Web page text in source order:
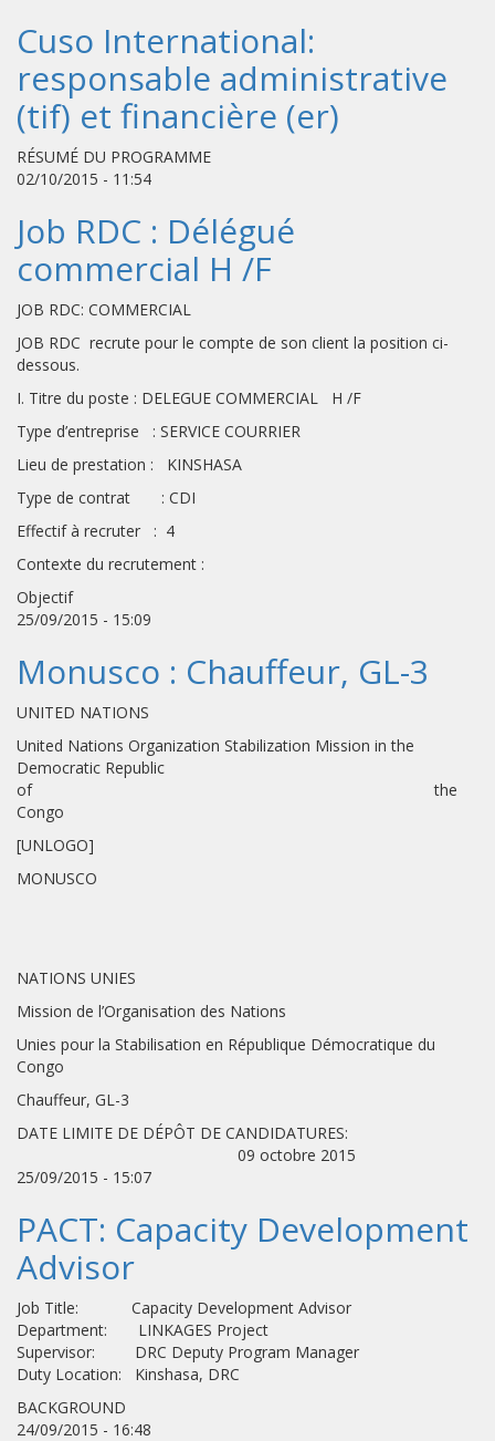
Cuso International:
responsable administrative
(tif) et financière (er)
RÉSUMÉ DU PROGRAMME
02/10/2015 - 11:54
Job RDC : Délégué
commercial H /F
JOB RDC: COMMERCIAL
JOB RDC recrute pour le compte de son client la position ci-
dessous.
I. Titre du poste : DELEGUE COMMERCIAL H /F
Type d’entreprise : SERVICE COURRIER
Lieu de prestation : KINSHASA
Type de contrat : CDI
Effectif à recruter : 4
Contexte du recrutement :
Objectif
25/09/2015 - 15:09
Monusco : Chauffeur, GL-3
UNITED NATIONS
United Nations Organization Stabilization Mission in the
Democratic Republic
of the
Congo
[UNLOGO]
MONUSCO
NATIONS UNIES
Mission de l’Organisation des Nations
Unies pour la Stabilisation en République Démocratique du
Congo
Chauffeur, GL-3
DATE LIMITE DE DÉPÔT DE CANDIDATURES:
09 octobre 2015
25/09/2015 - 15:07
PACT: Capacity Development
Advisor
Job Title: Capacity Development Advisor
Department: LINKAGES Project
Supervisor: DRC Deputy Program Manager
Duty Location: Kinshasa, DRC
BACKGROUND
24/09/2015 - 16:48